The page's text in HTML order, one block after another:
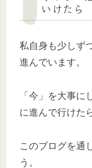
いけたら
私自身も少しず
進んでいます。
「今」を大事
に進んで行けた
このブログを通
う。